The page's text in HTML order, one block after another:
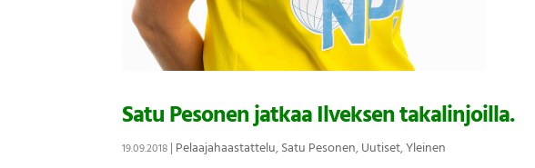
Satu Pesonen jatkaa Ilveksen takalinjoilla.
19.09.2018 | Pelaajahaastattelu,Satu Pesonen,Uutiset,Yleinen